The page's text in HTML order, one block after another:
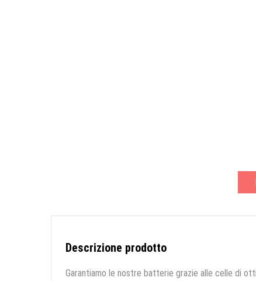
Descrizione prodotto
Garantiamo le nostre batterie grazie alle celle di